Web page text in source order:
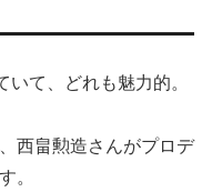
て、どれも魅力的。
西畠勲造さんがプロデ
。